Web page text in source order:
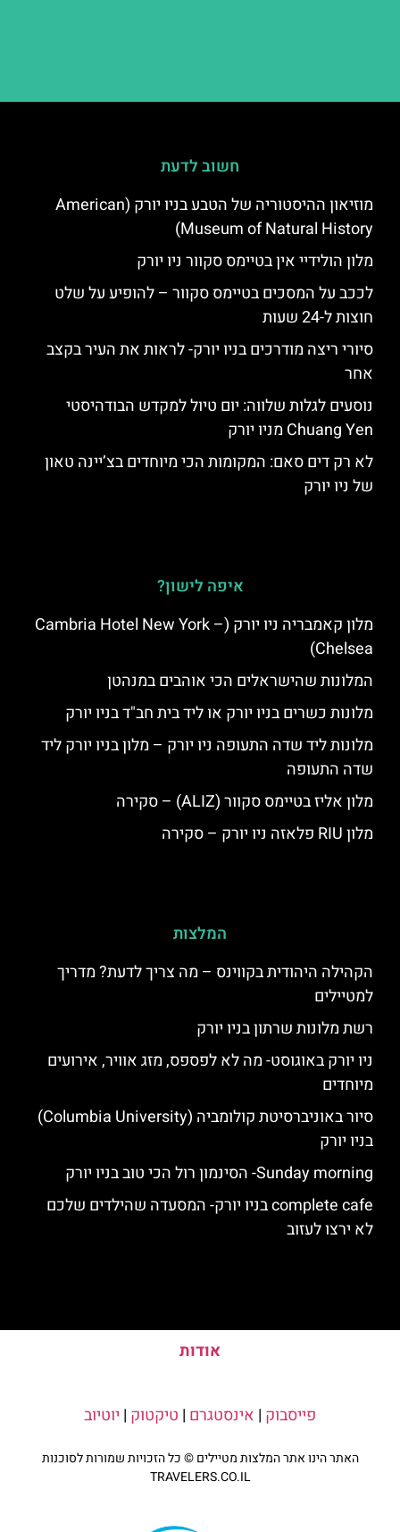
חשוב לדעת
מוזיאון ההיסטוריה של הטבע בניו יורק (American
Museum of Natural History)
מלון הולידיי אין בטיימס סקוור ניו יורק
לככב על המסכים בטיימס סקוור – להופיע על שלט
חוצות ל-24 שעות
סיורי ריצה מודרכים בניו יורק- לראות את העיר בקצב
אחר
נוסעים לגלות שלווה: יום טיול למקדש הבודהיסטי
Chuang Yen מניו יורק
לא רק דים סאם: המקומות הכי מיוחדים בצ’יינה טאון
של ניו יורק
איפה לישון?
מלון קאמבריה ניו יורק (Cambria Hotel New York –
Chelsea)
המלונות שהישראלים הכי אוהבים במנהטן
מלונות כשרים בניו יורק או ליד בית חב"ד בניו יורק
מלונות ליד שדה התעופה ניו יורק – מלון בניו יורק ליד
שדה התעופה
מלון אליז בטיימס סקוור (ALIZ) – סקירה
מלון RIU פלאזה ניו יורק – סקירה
המלצות
הקהילה היהודית בקווינס – מה צריך לדעת? מדריך
למטיילים
רשת מלונות שרתון בניו יורק
ניו יורק באוגוסט- מה לא לפספס, מזג אוויר, אירועים
מיוחדים
סיור באוניברסיטת קולומביה (Columbia University)
בניו יורק
Sunday morning- הסינמון רול הכי טוב בניו יורק
complete cafe בניו יורק- המסעדה שהילדים שלכם
לא ירצו לעזוב
אודות
פייסבוק | אינסטגרם | טיקטוק | יוטיוב
האתר הינו אתר המלצות מטיילים © כל הזכויות שמורות לסוכנות
TRAVELERS.CO.IL